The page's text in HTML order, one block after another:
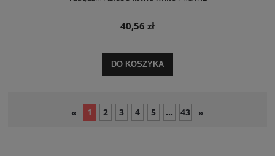
40,56 zł
DO KOSZYKA
« 1 2 3 4 5 ... 43 »